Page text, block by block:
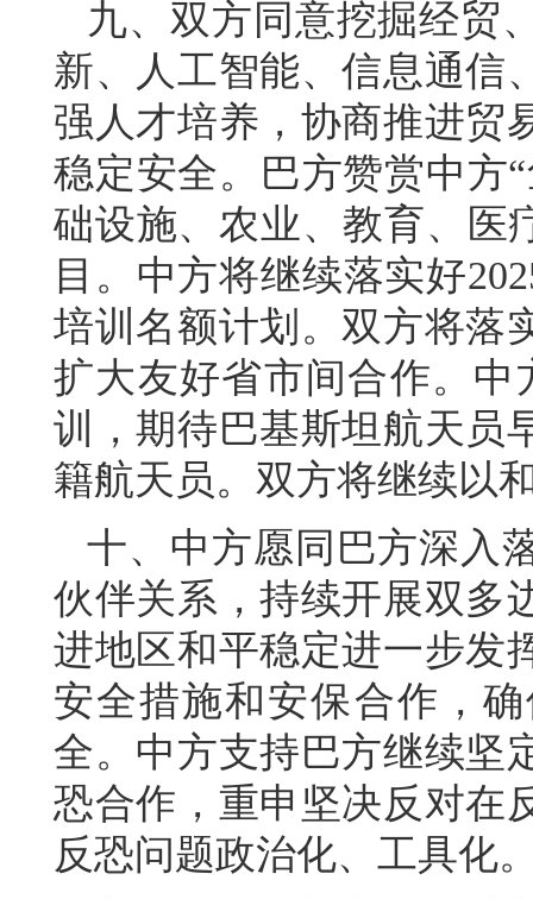
九、双方同意挖掘经贸
新、人工智能、信息通信
强人才培养，协商推进贸
稳定安全。巴方赞赏中方
础设施、农业、教育、医
目。中方将继续落实好
培训名额计划。双方将落
扩大友好省市间合作。
训，期待巴基斯坦航天员
籍航天员。双方将继续以
十、中方愿同巴方深入
伙伴关系，持续开展双多
进地区和平稳定进一步发
安全措施和安保合作，
全。中方支持巴方继续坚
恐合作，重申坚决反对在
反恐问题政治化、工具化